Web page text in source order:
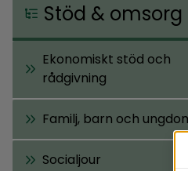
Stöd & omsorg
Ekonomiskt stöd och
rådgivning
Familj, barn och
Socialjour